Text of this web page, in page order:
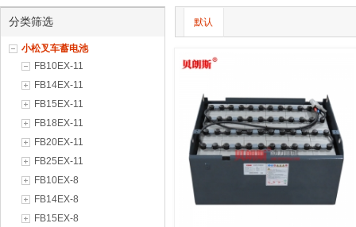
分类筛选
小松叉车蓄电池
FB10EX-11
FB14EX-11
FB15EX-11
FB18EX-11
FB20EX-11
FB25EX-11
FB10EX-8
FB14EX-8
FB15EX-8
默认